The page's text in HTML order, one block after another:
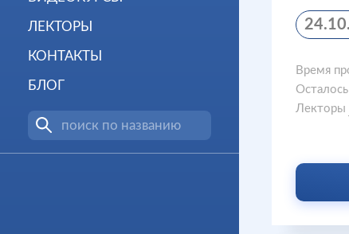
ЛЕКТОРЫ
КОНТАКТЫ
БЛОГ
Время
Лекторы